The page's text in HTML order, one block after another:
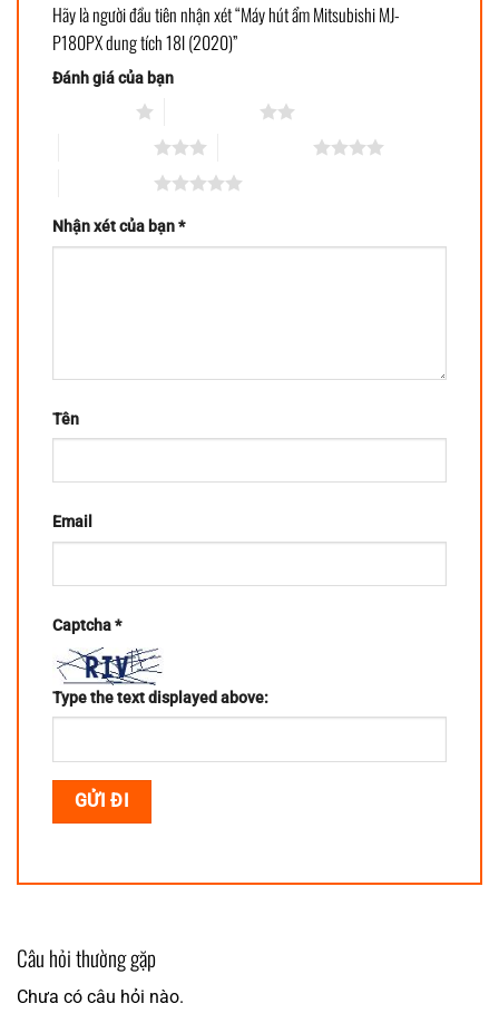
Hãy là người đầu tiên nhận xét “Máy hút ẩm Mitsubishi MJ-
P180PX dung tích 18l (2020)”
Đánh giá của bạn
Nhận xét của bạn*
Tên
Email
Captcha*
Type the text displayed above:
Câu hỏi thường gặp
Chưa có câu hỏi nào.